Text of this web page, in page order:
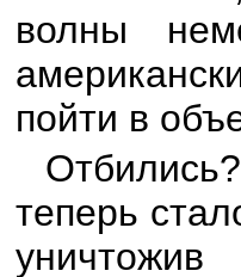
волны
пойти в
теперь